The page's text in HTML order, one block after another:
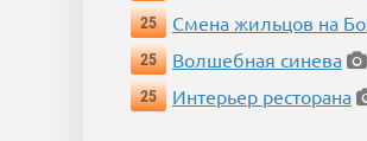
25
Смена жильцов на
25
Волшебная синева
25
Интерьер ресторана